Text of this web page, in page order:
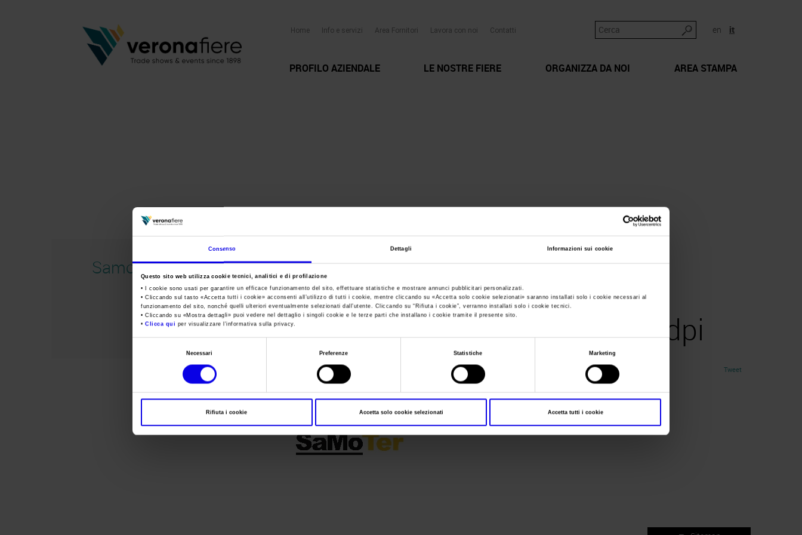
Consenso Dettagli Informazioni sui cookie
Questo sito web utilizza cookie tecnici, analitici e di profilazione
• I cookie sono usati per garantire un efficace funzionamento del sito, effettuare statistiche e mostrare annunci pubblicitari personalizzati.
• Cliccando sul tasto «Accetta tutti i cookie» acconsenti all’utilizzo di tutti i cookie, mentre cliccando su «Accetta solo cookie selezionati» saranno installati solo i cookie necessari al
funzionamento del sito, nonché quelli ulteriori eventualmente selezionati dall’utente. Cliccando su “ Rifiuta i cookie”, verranno installati solo i cookie tecnici.
• Cliccando su «Mostra dettagli» puoi vedere nel dettaglio i singoli cookie e le terze parti che installano i cookie tramite il presente sito.
•Clicca qui per visualizzare l'informativa sulla privacy.
Necessari Preferenze Statistiche Marketing
Rifiuta i cookie Accetta solo cookie selezionati Accetta tutti i cookie
en it
Home Info e servizi Area Fornitori Lavora con noi Contatti
PROFILO AZIENDALE LE NOSTRE FIERE ORGANIZZA DA NOI AREA STAMPA
Samoter
Sei in:Samoter >OKSAMOTER_Logo2017_300dpi
OKSAMOTER_Logo2017_300dpi
Tweet